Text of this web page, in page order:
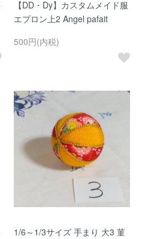
【DD・Dy】カスタムメイド服
エプロン上2 Angel pafait
500円(内税)
1/6～1/3サイズ 手まり 大3 菫